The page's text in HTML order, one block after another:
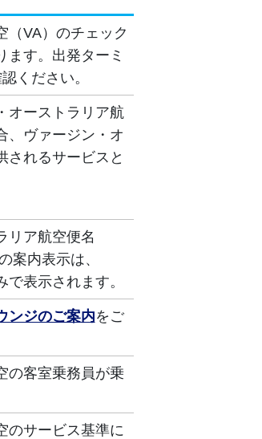
（VA）のチェック
ます。出発ターミ
ください。
オーストラリア航
、ヴァージン・オ
されるサービスと
リア航空便名
案内表示は、
表示されます。
ンジのご案内をご
の客室乗務員が乗
のサービス基準に